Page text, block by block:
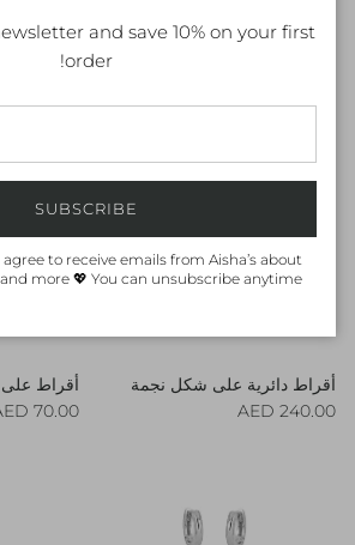
Regular price
140.00 AED
نجمة
price
280.00 AED
أقراط دائرية على شكل نجمة
Regular price
240.00 AED
أقراط على
price
70.00 AED
and save 10% on your first
order!
SUBSCRIBE
to receive emails from Aisha’s about
more 💖 You can unsubscribe anytime.